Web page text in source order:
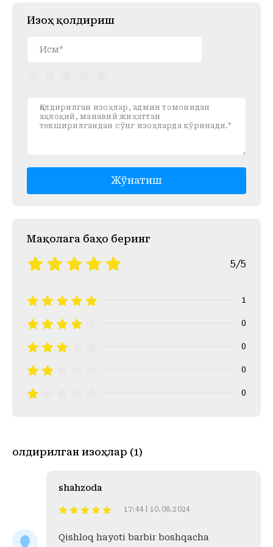
Изоҳ қолдириш
Жўнатиш
Mақолага баҳо беринг
5/5
1
0
0
0
0
Қолдирилган изоҳлар (1)
shahzoda
17:44 | 10.08.2024
Qishloq hayoti barbir boshqacha